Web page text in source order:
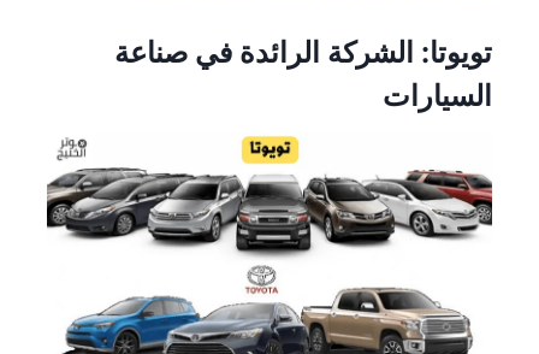
تويوتا: الشركة الرائدة في صناعة
السيارات